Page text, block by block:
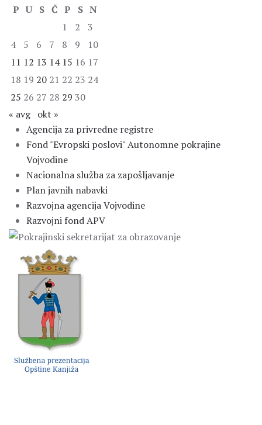
P U S Č P S N
1
2
3
4
5 6 7 8 9
10
11 12 13 14 15 16 17
18 19 20 21 22 23 24
25 26 27 28 29 30
« avg okt »
Agencija za privredne registre
Fond "Evropski poslovi" Autonomne pokrajine
Vojvodine
Nacionalna služba za zapošljavanje
Plan javnih nabavki
Razvojna agencija Vojvodine
Razvojni fond APV